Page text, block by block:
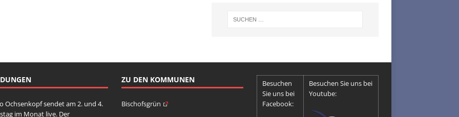
Ochsenkopf sendet am 2. und 4.
im Monat live. Der
ZU DEN KOMMUNEN
Bischofsgrün
Besuchen
Sie uns bei
Facebook:
Besuchen Sie uns bei
Youtube: